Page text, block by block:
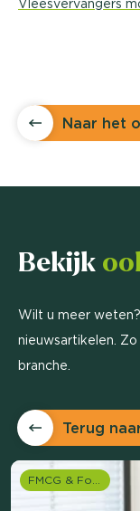
Vleesvervangers
Naar het
Bekijk
Wilt u meer
nieuwsartikelen.
branche.
Terug
FMCG & Food branche